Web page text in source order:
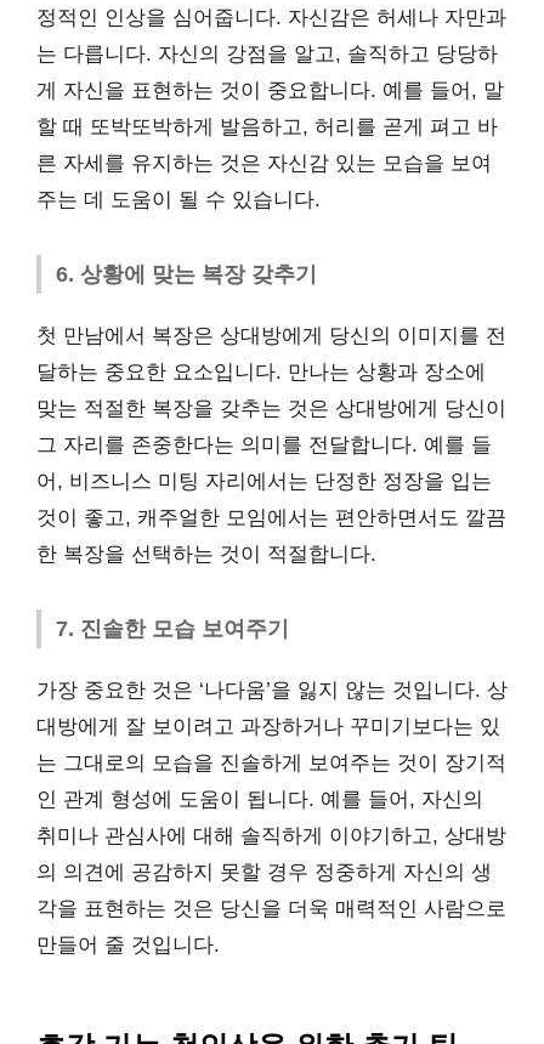
정적인 인상을 심어줍니다. 자신감은 허세나 자만과
는 다릅니다. 자신의 강점을 알고, 솔직하고 당당하
게 자신을 표현하는 것이 중요합니다. 예를 들어, 말
할 때 또박또박하게 발음하고, 허리를 곧게 펴고 바
른 자세를 유지하는 것은 자신감 있는 모습을 보여
주는 데 도움이 될 수 있습니다.
6. 상황에 맞는 복장 갖추기
첫 만남에서 복장은 상대방에게 당신의 이미지를 전
달하는 중요한 요소입니다. 만나는 상황과 장소에
맞는 적절한 복장을 갖추는 것은 상대방에게 당신이
그 자리를 존중한다는 의미를 전달합니다. 예를 들
어, 비즈니스 미팅 자리에서는 단정한 정장을 입는
것이 좋고, 캐주얼한 모임에서는 편안하면서도 깔끔
한 복장을 선택하는 것이 적절합니다.
7. 진솔한 모습 보여주기
가장 중요한 것은 ‘나다움’을 잃지 않는 것입니다. 상
대방에게 잘 보이려고 과장하거나 꾸미기보다는 있
는 그대로의 모습을 진솔하게 보여주는 것이 장기적
인 관계 형성에 도움이 됩니다. 예를 들어, 자신의
취미나 관심사에 대해 솔직하게 이야기하고, 상대방
의 의견에 공감하지 못할 경우 정중하게 자신의 생
각을 표현하는 것은 당신을 더욱 매력적인 사람으로
만들어 줄 것입니다.